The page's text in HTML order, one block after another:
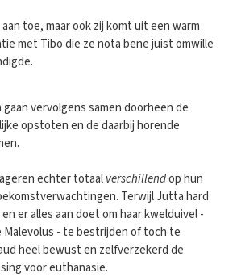
toe, maar ook zij komt uit een warm
met Tibo die ze nota bene juist omwille
vervolgens samen doorheen de
opstoten en de daarbij horende
echter totaalverschillendop hun
Terwijl Jutta hard
er alles aan doet om haar kwelduivel -
Malevolus - te bestrijden of toch te
heel bewust en zelfverzekerd de
voor euthanasie.